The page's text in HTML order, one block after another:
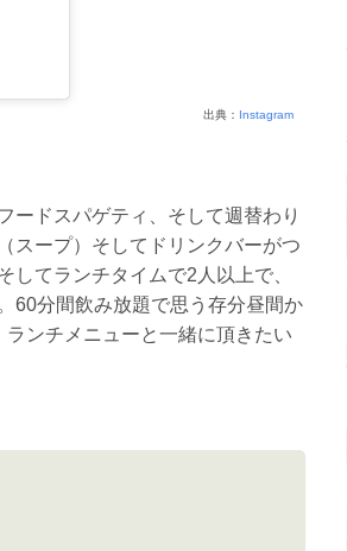
出典： Instagram
ードスパゲティ、そして週替わり
スープ）そしてドリンクバーがつ
てランチタイムで2人以上で、
60分間飲み放題で思う存分昼間か
ンチメニューと一緒に頂きたい